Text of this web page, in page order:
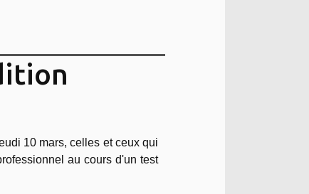
10 mars, celles et ceux qui
au cours d'un test